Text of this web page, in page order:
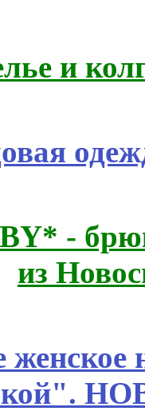
и
-
из
женское